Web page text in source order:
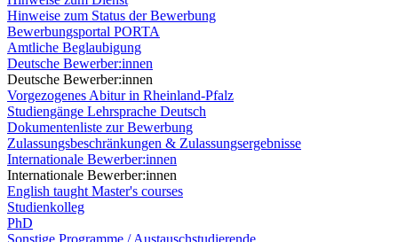
Hinweise zum Status der Bewerbung
Bewerbungsportal PORTA
Amtliche Beglaubigung
Deutsche Bewerber:innen
Deutsche Bewerber:innen
Vorgezogenes Abitur in Rheinland-Pfalz
Studiengänge Lehrsprache Deutsch
Dokumentenliste zur Bewerbung
Zulassungsbeschränkungen & Zulassungsergebnisse
Internationale Bewerber:innen
Internationale Bewerber:innen
English taught Master's courses
Studienkolleg
PhD
Sonstige Programme / Austauschstudierende